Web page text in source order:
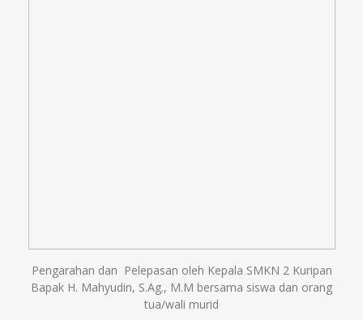
Pengarahan dan Pelepasan oleh Kepala SMKN 2 Kuripan
Bapak H. Mahyudin, S.Ag., M.M bersama siswa dan orang
tua/wali murid